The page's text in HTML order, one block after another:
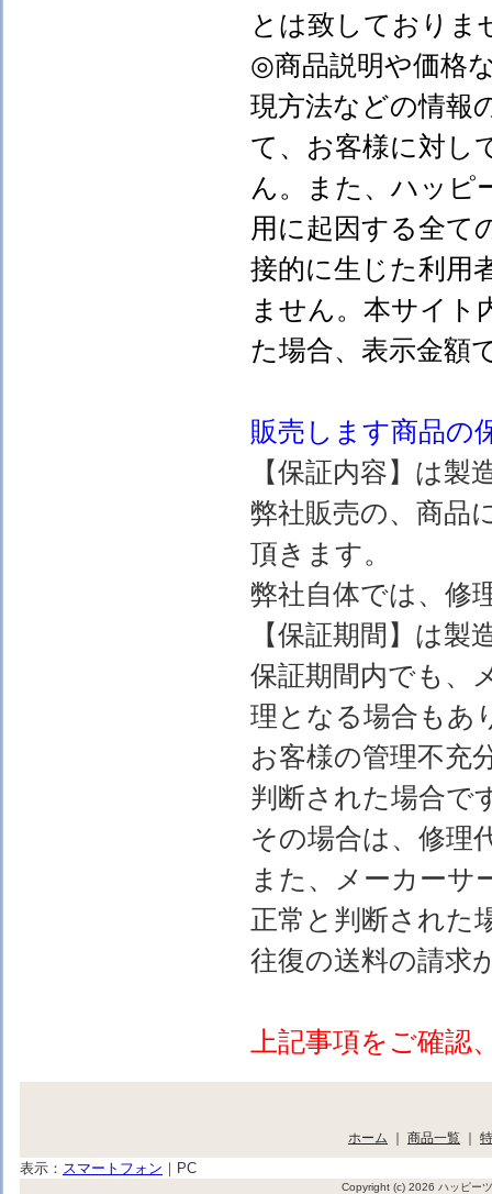
とは致しておりま
◎商品説明や価格
現方法などの情報
て、お客様に対し
ん。また、ハッピ
用に起因する全て
接的に生じた利用
ません。本サイト
た場合、表示金
販売します商品の
【保証内容】は
弊社販売の、商品
頂きます。
弊社自体では、修
【保証期間】は
保証期間内でも、
理となる場合もあ
お客様の管理不充
判断された場合で
その場合は、修理
また、メーカーサ
正常と判断された
往復の送料の請求
上記事項をご確
ホーム ｜ 商品一覧 ｜
表示： スマートフォン ｜ PC
Copyright (c) 2026 ハッピー